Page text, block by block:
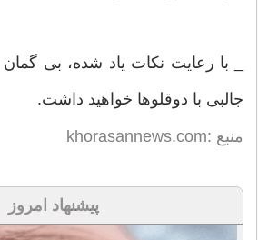
_ با رعایت نکات یاد شده، بی
جالبی با دوقلوها خواهید داشت.
منبع :khorasannews.com
پیشنهاد امروز